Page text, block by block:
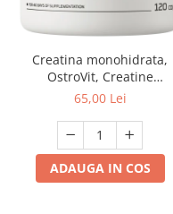
Creatina monohidrata,
OstroVit, Creatine
monohydrate tabs 3300,
65,00 Lei
ADAUGA IN COS